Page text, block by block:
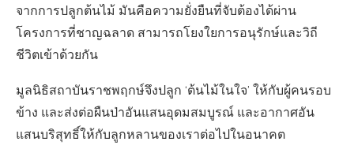
จากการปลูกต้นไม้ มันคือความยั่งยืนที่จับต้องได้ผ่าน
โครงการที่ชาญฉลาด สามารถโยงใยการอนุรักษ์และวิถี
ชีวิตเข้าด้วยกัน
มูลนิธิสถาบันราชพฤกษ์จึงปลูก ‘ต้นไม้ในใจ’ ให้กับผู้คนรอบ
ข้าง และส่งต่อผืนป่าอันแสนอุดมสมบูรณ์ และอากาศอัน
แสนบริสุทธิ์ให้กับลูกหลานของเราต่อไปในอนาคต